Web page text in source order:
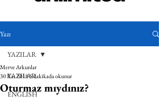
Yazı
YAZILAR
ENGLISH
YAZILAR
Oturmaz mıydınız?
Merve Arkunlar
30 Kas 20185 dakikada okunur